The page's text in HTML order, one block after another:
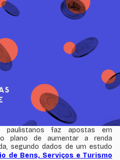
faz apostas em
plano de aumentar a renda
segundo dados de um estudo
de Bens, Serviços e Turismo